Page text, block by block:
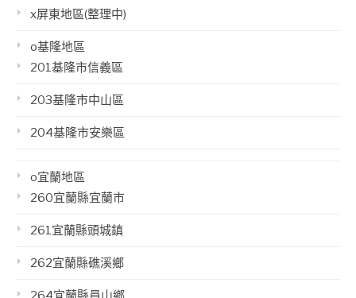
x屏東地區(整理中)
o基隆地區
201基隆市信義區
203基隆市中山區
204基隆市安樂區
o宜蘭地區
260宜蘭縣宜蘭市
261宜蘭縣頭城鎮
262宜蘭縣礁溪鄉